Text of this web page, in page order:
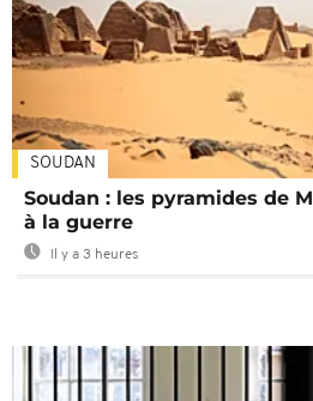
SOUDAN
Soudan : les pyramides de
à la guerre
Il y a 3 heures